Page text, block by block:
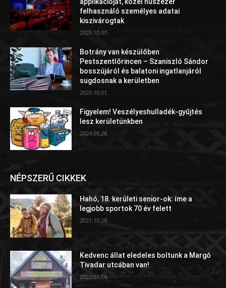
felhasználó személyes adatai
kiszivárogtak
2025.10.07.
Botrány van készülőben
Pestszentlőrincen – Szaniszló Sándor
bosszújáról és balatoni ingatlanjáról
sugdosnak a kerületben
2025.10.01.
Figyelem! Veszélyeshulladék-gyűjtés
lesz kerületünkben
2024.09.28.
NÉPSZERŰ CIKKEK
Hahó, 18. kerületi senior-ok: íme a
legjobb sportok 70 év felett
2021.10.28.
Kedvenc állat eledeles boltunk a Margó
Tivadar utcában van!
2023.01.19.